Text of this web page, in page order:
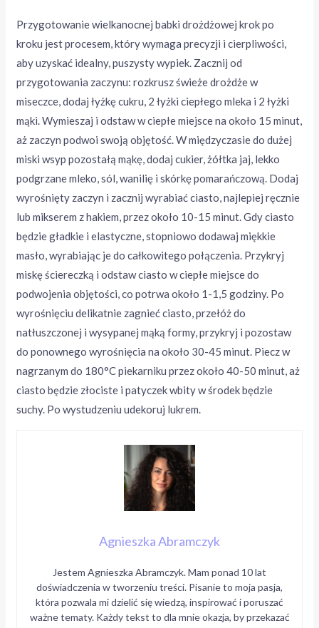
Przygotowanie wielkanocnej babki drożdżowej krok po
kroku jest procesem, który wymaga precyzji i cierpliwości,
aby uzyskać idealny, puszysty wypiek. Zacznij od
przygotowania zaczynu: rozkrusz świeże drożdże w
miseczce, dodaj łyżkę cukru, 2 łyżki ciepłego mleka i 2 łyżki
mąki. Wymieszaj i odstaw w ciepłe miejsce na około 15 minut,
aż zaczyn podwoi swoją objętość. W międzyczasie do dużej
miski wsyp pozostałą mąkę, dodaj cukier, żółtka jaj, lekko
podgrzane mleko, sól, wanilię i skórkę pomarańczową. Dodaj
wyrośnięty zaczyn i zacznij wyrabiać ciasto, najlepiej ręcznie
lub mikserem z hakiem, przez około 10-15 minut. Gdy ciasto
będzie gładkie i elastyczne, stopniowo dodawaj miękkie
masło, wyrabiając je do całkowitego połączenia. Przykryj
miskę ściereczką i odstaw ciasto w ciepłe miejsce do
podwojenia objętości, co potrwa około 1-1,5 godziny. Po
wyrośnięciu delikatnie zagnieć ciasto, przełóż do
natłuszczonej i wysypanej mąką formy, przykryj i pozostaw
do ponownego wyrośnięcia na około 30-45 minut. Piecz w
nagrzanym do 180°C piekarniku przez około 40-50 minut, aż
ciasto będzie złociste i patyczek wbity w środek będzie
suchy. Po wystudzeniu udekoruj lukrem.
Agnieszka Abramczyk
Jestem Agnieszka Abramczyk. Mam ponad 10 lat
doświadczenia w tworzeniu treści. Pisanie to moja pasja,
która pozwala mi dzielić się wiedzą, inspirować i poruszać
ważne tematy. Każdy tekst to dla mnie okazja, by przekazać